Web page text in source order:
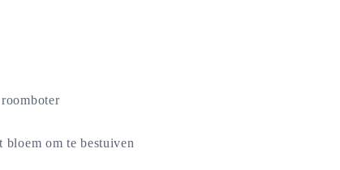
bloem om te bestuiven